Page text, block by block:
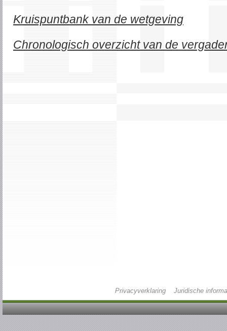
Kruispuntbank van de wetgeving
Chronologisch overzicht van de
Privacyverklaring Juridische